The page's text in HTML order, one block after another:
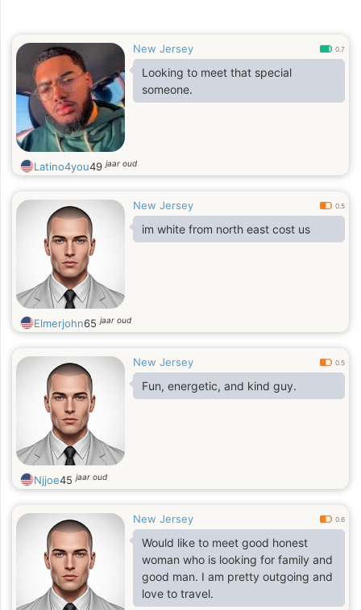
New Jersey 0.7
Looking to meet that special
someone.
Latino4you49jaar oud
New Jersey 0.5
im white from north east cost us
Elmerjohn65jaar oud
New Jersey 0.5
Fun, energetic, and kind guy.
Njjoe45jaar oud
New Jersey 0.6
Would like to meet good honest
woman who is looking for family and
good man. I am pretty outgoing and
love to travel.